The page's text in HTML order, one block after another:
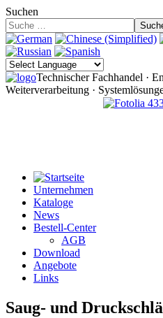
Suchen
Technischer Fachhandel ·
Weiterverarbeitung ·
Unternehmen
Kataloge
News
Bestell-Center
AGB
Download
Angebote
Links
Saug- und